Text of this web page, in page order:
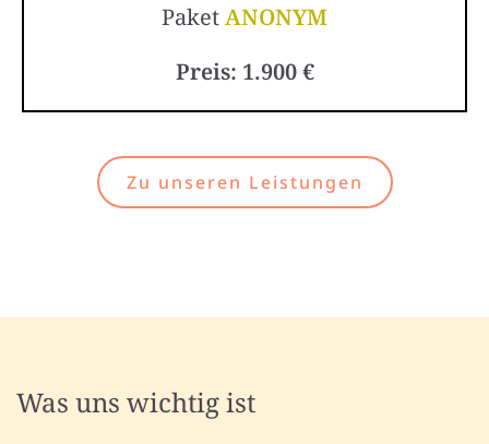
PaketANONYM
Preis: 1.900 €
Zu unseren Leistungen
Was uns wichtig ist